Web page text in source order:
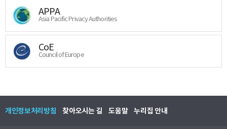
APPA
Asia Pacific Privacy Authorities
CoE
Council of Europe
개인정보처리방침 찾아오시는 길 도움말 누리집 안내